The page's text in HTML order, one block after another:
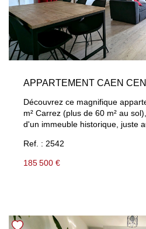
APPARTEMENT CAEN
Découvrez ce magnifique
m² Carrez (plus de 60 m² au
d'un immeuble historique, juste
cuisine aménagée, chambre et
l'ancien. Belle parties
Ref. : 2542
185 500 €